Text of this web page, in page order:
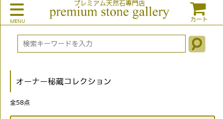
プレミアム天然石専門店
カート
オーナー秘蔵コレクション
全58点